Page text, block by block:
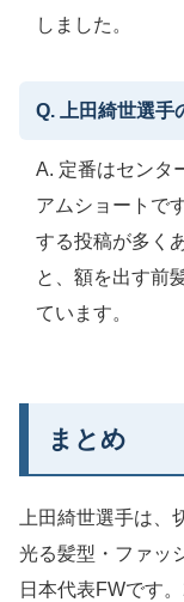
しました。
Q. 上田綺世選手
A. 定番はセンタ
アムショートで
する投稿が多く
と、額を出す前
ています。
まとめ
上田綺世選手は
光る髪型・ファッ
日本代表FWです